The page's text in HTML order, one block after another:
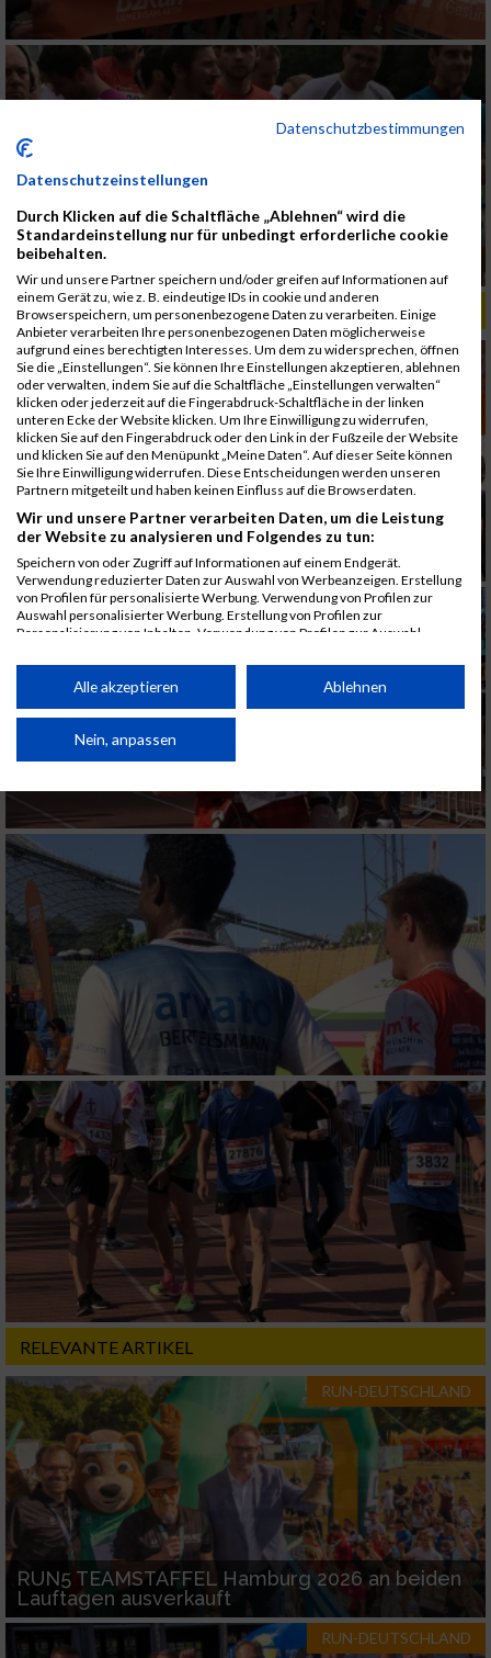
ALBUM B2RUN MÜNCHEN, B2RUN / 16.07.2019
RELEVANTE ARTIKEL
RUN-DEUTSCHLAND
RUN5 TEAMSTAFFEL Hamburg 2026 an beiden
Lauftagen ausverkauft
RUN-DEUTSCHLAND
Datenschutzbestimmungen
Datenschutzeinstellungen
Durch Klicken auf die Schaltfläche „Ablehnen“ wird die
Standardeinstellung nur für unbedingt erforderliche cookie
beibehalten.
Wir und unsere Partner speichern und/oder greifen auf Informationen auf
einem Gerät zu, wie z. B. eindeutige IDs in cookie und anderen
Browserspeichern, um personenbezogene Daten zu verarbeiten. Einige
Anbieter verarbeiten Ihre personenbezogenen Daten möglicherweise
aufgrund eines berechtigten Interesses. Um dem zu widersprechen, öffnen
Sie die „Einstellungen“. Sie können Ihre Einstellungen akzeptieren, ablehnen
oder verwalten, indem Sie auf die Schaltfläche „Einstellungen verwalten“
klicken oder jederzeit auf die Fingerabdruck-Schaltfläche in der linken
unteren Ecke der Website klicken. Um Ihre Einwilligung zu widerrufen,
klicken Sie auf den Fingerabdruck oder den Link in der Fußzeile der Website
und klicken Sie auf den Menüpunkt „Meine Daten“. Auf dieser Seite können
Sie Ihre Einwilligung widerrufen. Diese Entscheidungen werden unseren
Partnern mitgeteilt und haben keinen Einfluss auf die Browserdaten.
Wir und unsere Partner verarbeiten Daten, um die Leistung
der Website zu analysieren und Folgendes zu tun:
Speichern von oder Zugriff auf Informationen auf einem Endgerät.
Verwendung reduzierter Daten zur Auswahl von Werbeanzeigen. Erstellung
von Profilen für personalisierte Werbung. Verwendung von Profilen zur
Auswahl personalisierter Werbung. Erstellung von Profilen zur
Personalisierung von Inhalten. Verwendung von Profilen zur Auswahl
Performance von Inhalten. Analyse von Zielgruppen durch Statistiken oder
Kombinationen von Daten aus verschiedenen Quellen. Entwicklung und
von Inhalten.
Daten können außerhalb der Europäischen Union weitergegeben und in die
Website/App.
Partnerliste anzeigen (1 IAB-Anbieter)
Wir nutzen Ihre Daten für folgende Zwecke:
Speichern von oder Zugriff auf Informationen
auf einem Endgerät
Verwendung reduzierter Daten zur Auswahl
von Werbeanzeigen
Erstellung von Profilen für personalisierte
Werbung
Verwendung von Profilen zur Auswahl
personalisierter Werbung
Erstellung von Profilen zur Personalisierung
von Inhalten
Verwendung von Profilen zur Auswahl
personalisierter Inhalte
Messung der Werbeleistung
Messung der Performance von Inhalten
Analyse von Zielgruppen durch Statistiken
oder Kombinationen von Daten aus
verschiedenen Quellen
Entwicklung und Verbesserung der Angebote
Verwendung reduzierter Daten zur Auswahl
Alle akzeptieren Ablehnen
Nein, anpassen